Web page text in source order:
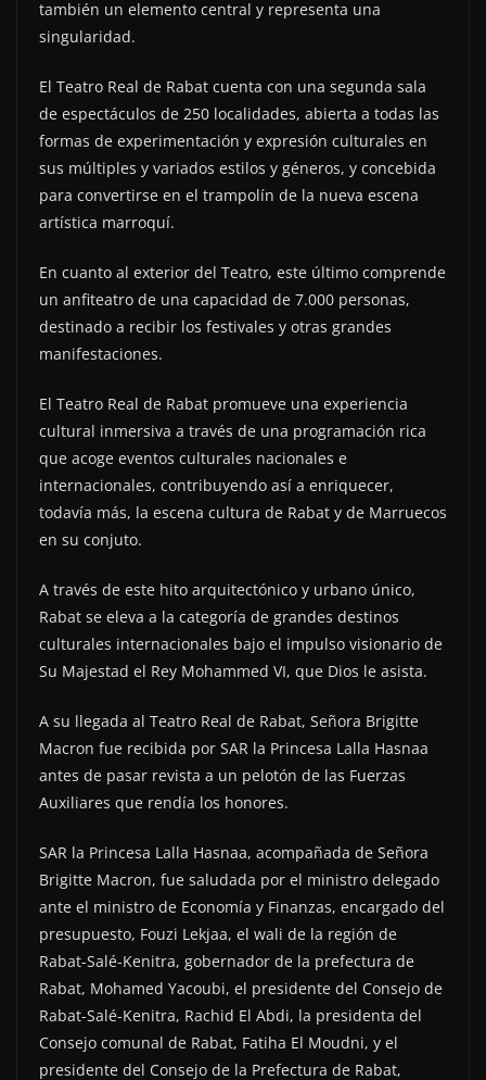
también un elemento central y representa una
singularidad.
El Teatro Real de Rabat cuenta con una segunda sala
de espectáculos de 250 localidades, abierta a todas las
formas de experimentación y expresión culturales en
sus múltiples y variados estilos y géneros, y concebida
para convertirse en el trampolín de la nueva escena
artística marroquí.
En cuanto al exterior del Teatro, este último comprende
un anfiteatro de una capacidad de 7.000 personas,
destinado a recibir los festivales y otras grandes
manifestaciones.
El Teatro Real de Rabat promueve una experiencia
cultural inmersiva a través de una programación rica
que acoge eventos culturales nacionales e
internacionales, contribuyendo así a enriquecer,
todavía más, la escena cultura de Rabat y de Marruecos
en su conjuto.
A través de este hito arquitectónico y urbano único,
Rabat se eleva a la categoría de grandes destinos
culturales internacionales bajo el impulso visionario de
Su Majestad el Rey Mohammed VI, que Dios le asista.
A su llegada al Teatro Real de Rabat, Señora Brigitte
Macron fue recibida por SAR la Princesa Lalla Hasnaa
antes de pasar revista a un pelotón de las Fuerzas
Auxiliares que rendía los honores.
SAR la Princesa Lalla Hasnaa, acompañada de Señora
Brigitte Macron, fue saludada por el ministro delegado
ante el ministro de Economía y Finanzas, encargado del
presupuesto, Fouzi Lekjaa, el wali de la región de
Rabat-Salé-Kenitra, gobernador de la prefectura de
Rabat, Mohamed Yacoubi, el presidente del Consejo de
Rabat-Salé-Kenitra, Rachid El Abdi, la presidenta del
Consejo comunal de Rabat, Fatiha El Moudni, y el
presidente del Consejo de la Prefectura de Rabat,